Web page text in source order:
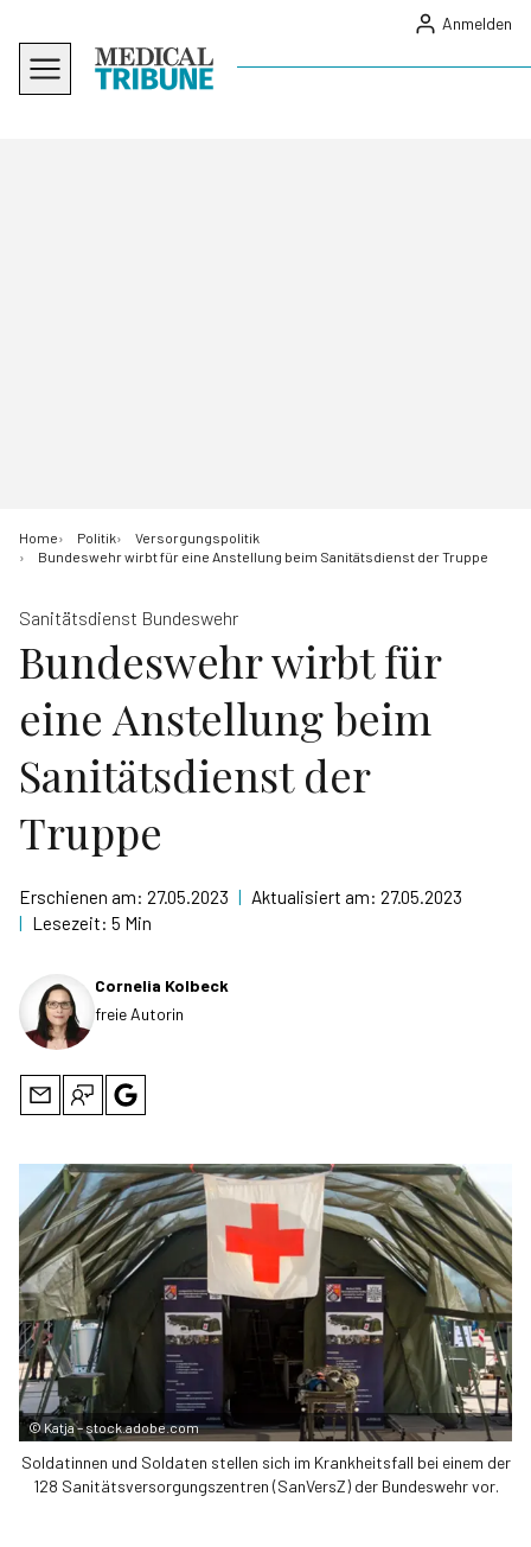
Anmelden
Home Politik
Versorgungspolitik
Bundeswehr wirbt für eine Anstellung beim Sanitätsdienst der Truppe
Sanitätsdienst Bundeswehr
Bundeswehr wirbt für
eine Anstellung beim
Sanitätsdienst der
Truppe
Erschienen am: 27.05.2023 | Aktualisiert am: 27.05.2023
| Lesezeit: 5 Min
Cornelia Kolbeck
freie Autorin
© Katja – stock.adobe.com
Soldatinnen und Soldaten stellen sich im Krankheitsfall bei einem der
128 Sanitätsversorgungszentren (SanVersZ) der Bundeswehr vor.